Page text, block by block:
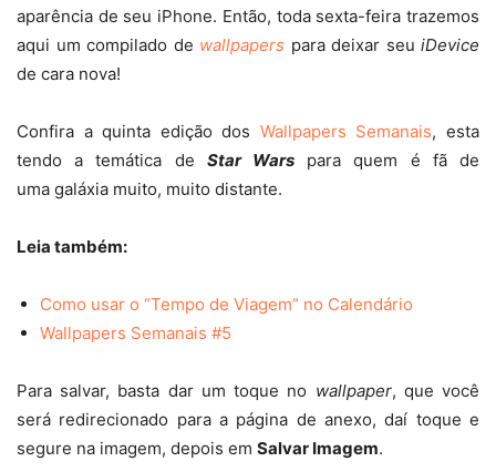
aparência de seu iPhone. Então, toda sexta-feira trazemos
aqui um compilado de wallpapers para deixar seu iDevice
de cara nova!
Confira a quinta edição dos Wallpapers Semanais, esta
tendo a temática de Star Wars
para quem é fã de
uma galáxia muito, muito distante.
Leia também:
Como usar o “Tempo de Viagem” no Calendário
Wallpapers Semanais #5
Para salvar, basta dar um toque no wallpaper, que você
será redirecionado para a página de anexo, daí toque e
segure na imagem, depois em Salvar Imagem.